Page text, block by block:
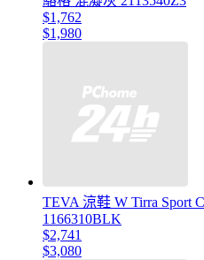
$1,762
$1,980
TEVA 涼鞋 W Tirra Sport
1166310BLK
$2,741
$3,080